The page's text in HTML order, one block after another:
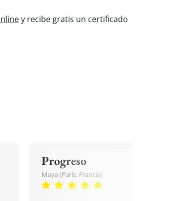
y recibe gratis un certificado
Progreso
Maya (París, Francia)